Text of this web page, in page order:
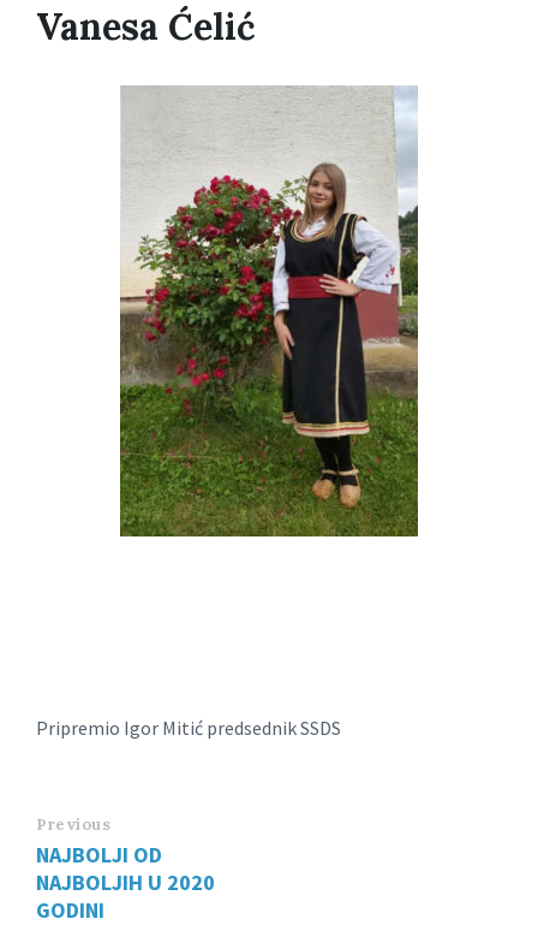
Vanesa Ćelić
Pripremio Igor Mitić predsednik SSDS
Previous
NAJBOLJI OD
NAJBOLJIH U 2020
GODINI